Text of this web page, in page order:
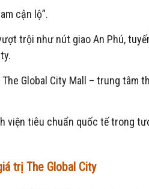
cận lộ”.
trội như nút giao An Phú,
Global City Mall – trung tâm
viện tiêu chuẩn quốc tế trong
trị The Global City